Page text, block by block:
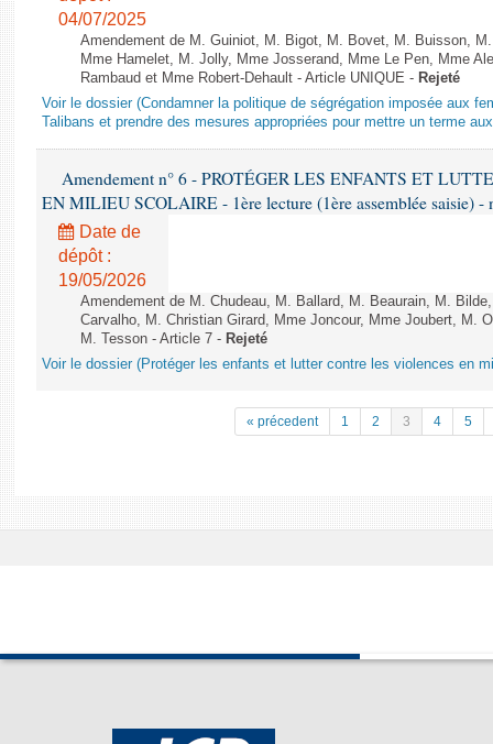
04/07/2025
Amendement de M. Guiniot, M. Bigot, M. Bovet, M. Buisson,
Mme Hamelet, M. Jolly, Mme Josserand, Mme Le Pen, Mme
Rambaud et Mme Robert-Dehault - Article UNIQUE - Rejeté
Voir le dossier (Condamner la politique de ségrégation imposée aux
Talibans et prendre des mesures appropriées pour mettre un terme
Amendement n° 6 - PROTÉGER LES ENFANTS ET
EN MILIEU SCOLAIRE - 1ère lecture (1ère assemblée saisie) -
Date de
dépôt :
19/05/2026
Amendement de M. Chudeau, M. Ballard, M. Beaurain, M.
Carvalho, M. Christian Girard, Mme Joncour, Mme Joubert, M.
M. Tesson - Article 7 - Rejeté
Voir le dossier (Protéger les enfants et lutter contre les violences en
« précedent 1 2 3 4 5